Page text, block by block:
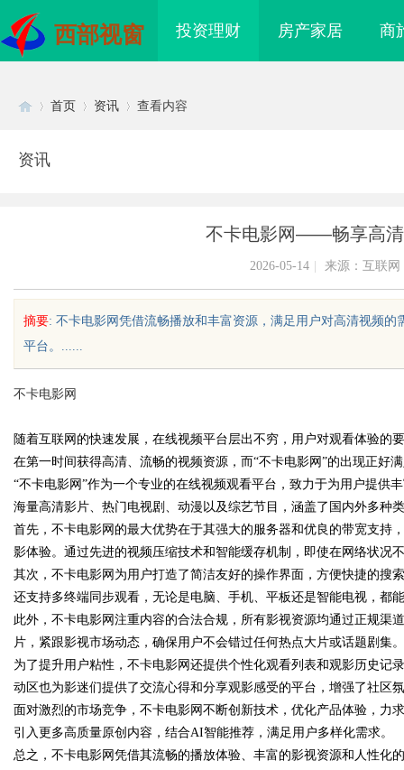
西部视窗 投资理财 房产家居 商
uz
!
首页 资讯 查看内容
资讯
不卡电影网——畅享高清
2026-05-14 来源：互联网
摘要: 不卡电影网凭借流畅播放和丰富资源，满足用户对高清视频
平台。......
不卡电影网
随着互联网的快速发展，在线视频平台层出不穷，用户对观看体验的
在第一时间获得高清、流畅的视频资源，而“不卡电影网”的出现正好
“不卡电影网”作为一个专业的在线视频观看平台，致力于为用户提供
海量高清影片、热门电视剧、动漫以及综艺节目，涵盖了国内外多种
首先，不卡电影网的最大优势在于其强大的服务器和优良的带宽支持
影体验。通过先进的视频压缩技术和智能缓存机制，即使在网络状况
其次，不卡电影网为用户打造了简洁友好的操作界面，方便快捷的搜
还支持多终端同步观看，无论是电脑、手机、平板还是智能电视，都
此外，不卡电影网注重内容的合法合规，所有影视资源均通过正规渠
片，紧跟影视市场动态，确保用户不会错过任何热点大片或话题剧集。
为了提升用户粘性，不卡电影网还提供个性化观看列表和观影历史记
动区也为影迷们提供了交流心得和分享观影感受的平台，增强了社区
面对激烈的市场竞争，不卡电影网不断创新技术，优化产品体验，力
引入更多高质量原创内容，结合AI智能推荐，满足用户多样化需求。
总之，不卡电影网凭借其流畅的播放体验、丰富的影视资源和人性化
留学培训机构排名揭
谱有保障 行业现状详细解析